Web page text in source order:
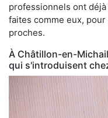
professionnels ont
faites comme eux,
proches.
À Châtillon-en-
qui s'introduisent